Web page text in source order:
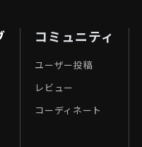
コミュニティ
ユーザー投稿
レビュー
コーディネート